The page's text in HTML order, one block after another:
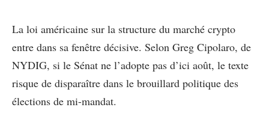
La loi américaine sur la structure du marché crypto
entre dans sa fenêtre décisive. Selon Greg Cipolaro, de
NYDIG, si le Sénat ne l’adopte pas d’ici août, le texte
risque de disparaître dans le brouillard politique des
élections de mi-mandat.